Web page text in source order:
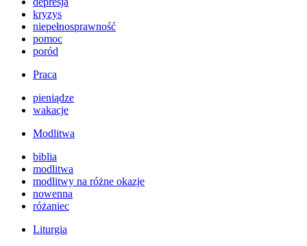
kryzys
niepełnosprawność
pomoc
poród
Praca
pieniądze
wakacje
Modlitwa
biblia
modlitwa
modlitwy na różne okazje
nowenna
różaniec
Liturgia